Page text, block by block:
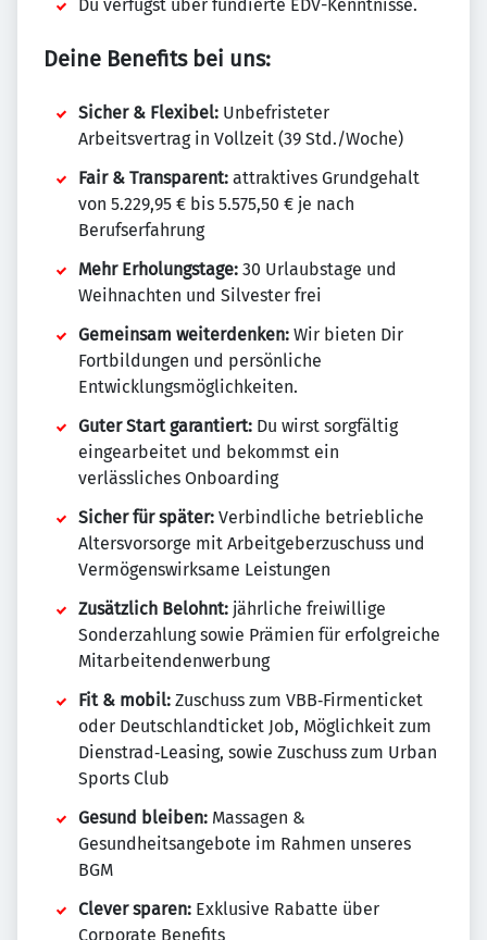
Du verfügst über fundierte EDV-Kenntnisse.
Deine Benefits bei uns:
Sicher & Flexibel: Unbefristeter
Arbeitsvertrag in Vollzeit (39 Std./Woche)
Fair & Transparent: attraktives Grundgehalt
von 5.229,95 € bis 5.575,50 € je nach
Berufserfahrung
Mehr Erholungstage: 30 Urlaubstage und
Weihnachten und Silvester frei
Gemeinsam weiterdenken: Wir bieten Dir
Fortbildungen und persönliche
Entwicklungsmöglichkeiten.
Guter Start garantiert: Du wirst sorgfältig
eingearbeitet und bekommst ein
verlässliches Onboarding
Sicher für später: Verbindliche betriebliche
Altersvorsorge mit Arbeitgeberzuschuss und
Vermögenswirksame Leistungen
Zusätzlich Belohnt: jährliche freiwillige
Sonderzahlung sowie Prämien für erfolgreiche
Mitarbeitendenwerbung
Fit & mobil: Zuschuss zum VBB‑Firmenticket
oder Deutschlandticket Job, Möglichkeit zum
Dienstrad‑Leasing, sowie Zuschuss zum Urban
Sports Club
Gesund bleiben: Massagen &
Gesundheitsangebote im Rahmen unseres
BGM
Clever sparen: Exklusive Rabatte über
Corporate Benefits